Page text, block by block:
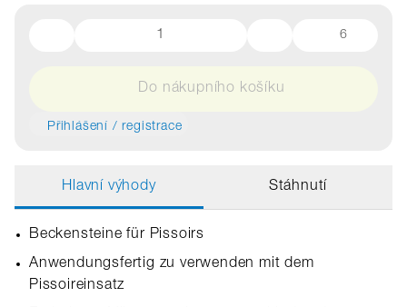
6
Do nákupního košíku
Přihlášení / registrace
Hlavní výhody Stáhnutí
Beckensteine für Pissoirs
Anwendungsfertig zu verwenden mit dem
Pissoireinsatz